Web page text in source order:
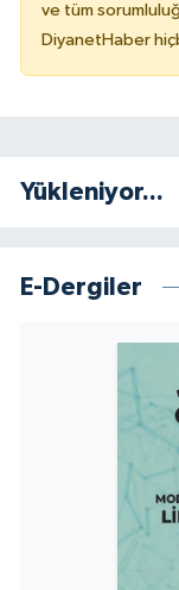
ve tüm
DiyanetHaber
Yükleniyor...
E-Dergiler
Malatya
Muğla
Nevşehir
Niğde
Ordu
Osmaniye